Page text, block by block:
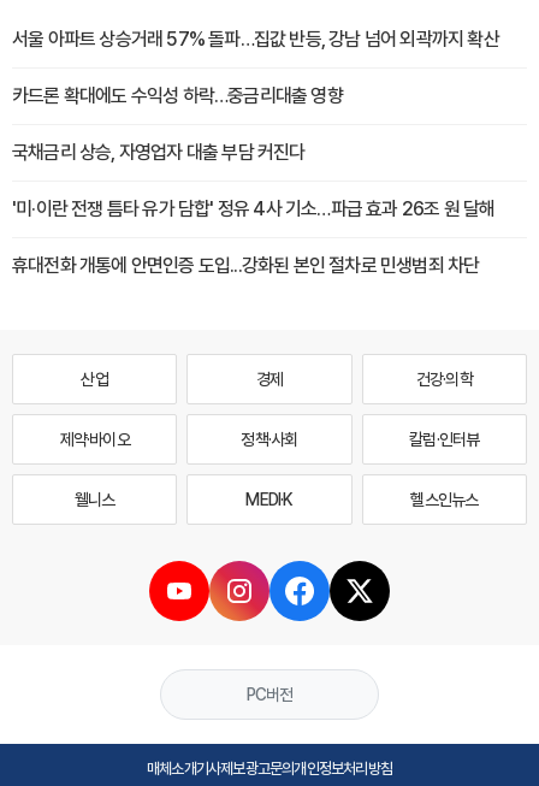
서울 아파트 상승거래 57% 돌파…집값 반등, 강남 넘어 외곽까지 확산
카드론 확대에도 수익성 하락…중금리대출 영향
국채금리 상승, 자영업자 대출 부담 커진다
'미·이란 전쟁 틈타 유가 담합' 정유 4사 기소…파급 효과 26조 원 달해
휴대전화 개통에 안면인증 도입...강화된 본인 절차로 민생범죄 차단
산업 경제 건강·의학
제약·바이오 정책·사회 칼럼·인터뷰
웰니스 MEDI·K 헬스인뉴스
PC버전
매체소개기사제보광고문의개인정보처리방침